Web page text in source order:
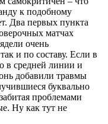
к подобному
Два первых пункта
матчах
очень
и по составу. Если в
в средней линии и
добавили травмы
буквально
проблемами
Ну как тут не